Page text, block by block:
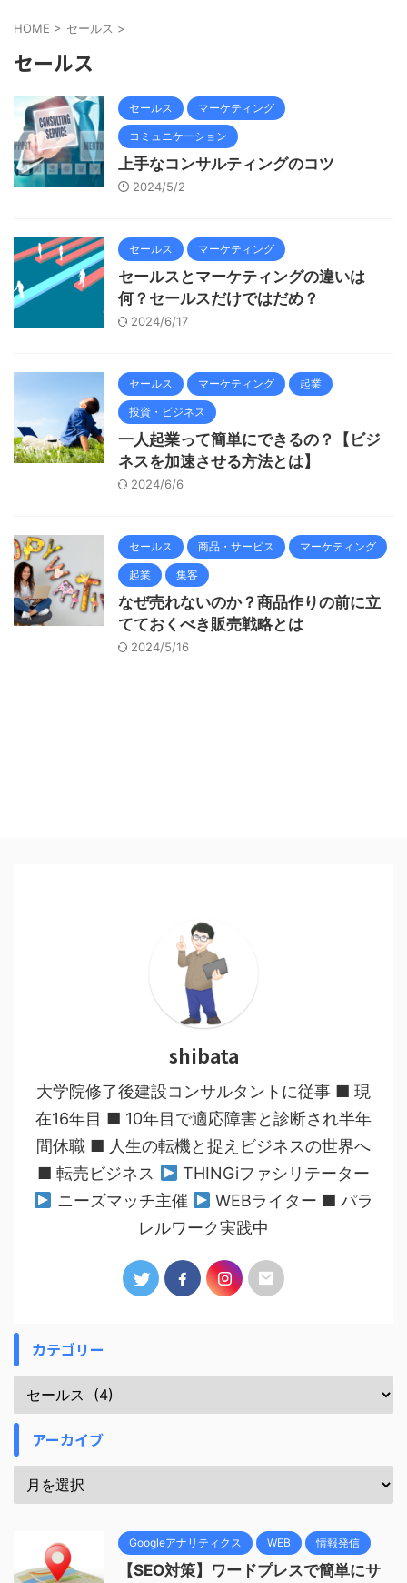
HOME > セールス >
セールス
セールス マーケティング
コミュニケーション
上手なコンサルティングのコツ
2024/5/2
セールス マーケティング
セールスとマーケティングの違いは
何？セールスだけではだめ？
2024/6/17
セールス マーケティング 起業
投資・ビジネス
一人起業って簡単にできるの？【ビジ
ネスを加速させる方法とは】
2024/6/6
セールス 商品・サービス マーケティング
起業 集客
なぜ売れないのか？商品作りの前に立
てておくべき販売戦略とは
2024/5/16
shibata
大学院修了後建設コンサルタントに従事 ■ 現
在16年目 ■ 10年目で適応障害と診断され半年
間休職 ■ 人生の転機と捉えビジネスの世界へ
■ 転売ビジネス
THINGiファシリテーター
ニーズマッチ主催
WEBライター ■ パラ
レルワーク実践中
カテゴリー
アーカイブ
Googleアナリティクス WEB 情報発信
【SEO対策】ワードプレスで簡単にサ